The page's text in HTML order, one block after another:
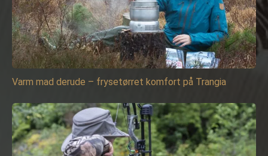
Varm mad derude – frysetørret komfort på Trangia